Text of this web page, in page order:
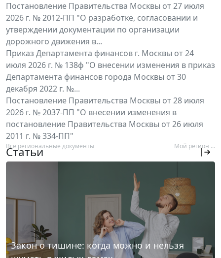
Постановление Правительства Москвы от 27 июля
2026 г. № 2012-ПП "О разработке, согласовании и
утверждении документации по организации
дорожного движения в...
Приказ Департамента финансов г. Москвы от 24
июля 2026 г. № 138ф "О внесении изменения в приказ
Департамента финансов города Москвы от 30
декабря 2022 г. №...
Постановление Правительства Москвы от 28 июля
2026 г. № 2037-ПП "О внесении изменения в
постановление Правительства Москвы от 26 июля
2011 г. № 334-ПП"
Все региональные документы Мой регион ...
Статьи
Закон о тишине: когда можно и нельзя